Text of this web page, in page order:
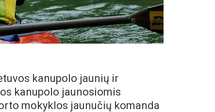
kanupolo jaunių ir
kanupolo jaunosiomis
mokyklos jaunučių komanda